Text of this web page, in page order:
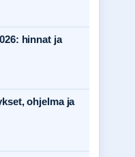
hinnat ja
ohjelma ja